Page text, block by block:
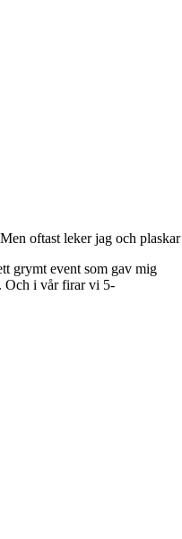
oftast leker jag och
grymt event som gav mig
Och i vår firar vi 5-